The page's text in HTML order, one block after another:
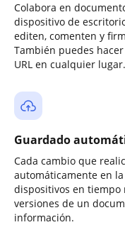
Colabora en
dispositivo de
editen, comenten y
También puedes
URL en cualquier lugar.
Guardado
Cada cambio que
automáticamente en
dispositivos en tiempo
versiones de un
información.